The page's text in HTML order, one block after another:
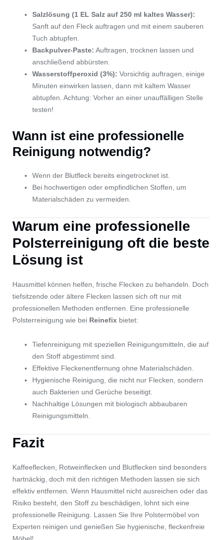
Salzlösung (1 EL Salz auf 250 ml kaltes Wasser):
Sanft auf den Fleck auftragen und mit einem sauberen
Tuch abtupfen.
Backpulver-Paste: Auftragen, trocknen lassen und
anschließend abbürsten.
Wasserstoffperoxid (3%): Vorsichtig auftragen, einige
Minuten einwirken lassen, dann mit kaltem Wasser
abtupfen. Achtung: Vorher an einer unauffälligen Stelle
testen!
Wann ist eine professionelle
Reinigung notwendig?
Wenn der Blutfleck bereits eingetrocknet ist.
Bei hochwertigen oder empfindlichen Stoffen, um
Materialschäden zu vermeiden.
Warum eine professionelle
Polsterreinigung oft die beste
Lösung ist
Hausmittel können helfen, frische Flecken zu behandeln. Doch
tiefsitzende oder ältere Flecken lassen sich oft nur mit
professionellen Methoden entfernen. Eine professionelle
Polsterreinigung wie bei Reinefix bietet:
Tiefenreinigung mit speziellen Reinigungsmitteln, die auf
den Stoff abgestimmt sind.
Effektive Fleckenentfernung ohne Materialschäden.
Hygienische Reinigung, die nicht nur Flecken, sondern
auch Bakterien und Gerüche beseitigt.
Nachhaltige Lösungen mit biologisch abbaubaren
Reinigungsmitteln.
Fazit
Kaffeeflecken, Rotweinflecken und Blutflecken sind besonders
hartnäckig, doch mit den richtigen Methoden lassen sie sich
effektiv entfernen. Wenn Hausmittel nicht ausreichen oder das
Risiko besteht, den Stoff zu beschädigen, lohnt sich eine
professionelle Reinigung. Lassen Sie Ihre Polstermöbel von
Experten reinigen und genießen Sie hygienische, fleckenfreie
Möbel!